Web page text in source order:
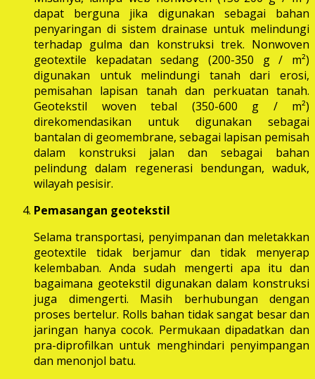
dapat berguna jika digunakan sebagai bahan
penyaringan di sistem drainase untuk melindungi
terhadap gulma dan konstruksi trek. Nonwoven
geotextile kepadatan sedang (200-350 g / m²)
digunakan untuk melindungi tanah dari erosi,
pemisahan lapisan tanah dan perkuatan tanah.
Geotekstil woven tebal (350-600 g / m²)
direkomendasikan untuk digunakan sebagai
bantalan di geomembrane, sebagai lapisan pemisah
dalam konstruksi jalan dan sebagai bahan
pelindung dalam regenerasi bendungan, waduk,
wilayah pesisir.
Pemasangan geotekstil
Selama transportasi, penyimpanan dan meletakkan
geotextile tidak berjamur dan tidak menyerap
kelembaban. Anda sudah mengerti apa itu dan
bagaimana geotekstil digunakan dalam konstruksi
juga dimengerti. Masih berhubungan dengan
proses bertelur. Rolls bahan tidak sangat besar dan
jaringan hanya cocok. Permukaan dipadatkan dan
pra-diprofilkan untuk menghindari penyimpangan
dan menonjol batu.